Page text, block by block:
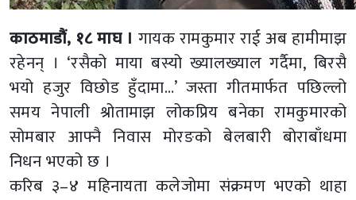
काठमाडौं, १८ माघ । गायक रामकुमार राई अब हामीमाझ
रहेनन् । ‘रसैको माया बस्यो ख्यालख्याल गर्दैमा, बिरसै
भयो हजुर विछोड हुँदामा…’ जस्ता गीतमार्फत पछिल्लो
समय नेपाली श्रोतामाझ लोकप्रिय बनेका रामकुमारको
सोमबार आफ्नै निवास मोरङको बेलबारी बोराबाँधमा
निधन भएको छ ।
करिब ३–४ महिनायता कलेजोमा संक्रमण भएको थाहा